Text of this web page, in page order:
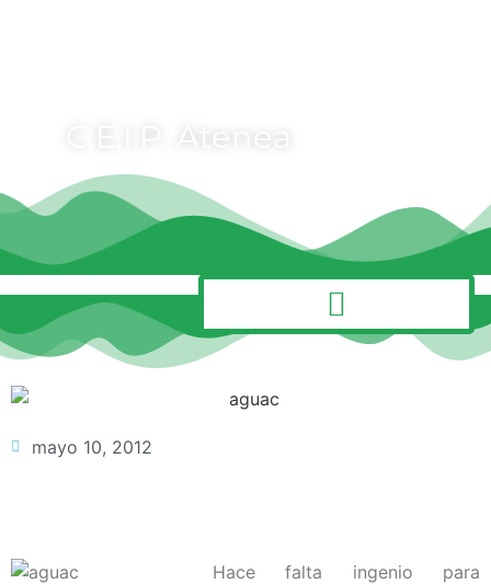
MENÚ
mayo 10, 2012
Hace falta ingenio para